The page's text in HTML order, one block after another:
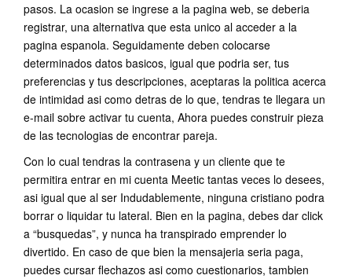
pasos. La ocasion se ingrese a la pagina web, se deberia
registrar, una alternativa que esta unico al acceder a la
pagina espanola. Seguidamente deben colocarse
determinados datos basicos, igual que podria ser, tus
preferencias y tus descripciones, aceptaras la politica acerca
de intimidad asi como detras de lo que, tendras te llegara un
e-mail sobre activar tu cuenta, Ahora puedes construir pieza
de las tecnologias de encontrar pareja.
Con lo cual tendras la contrasena y un cliente que te
permitira entrar en mi cuenta Meetic tantas veces lo desees,
asi igual que al ser Indudablemente, ninguna cristiano podra
borrar o liquidar tu lateral. Bien en la pagina, debes dar click
a “busquedas”, y nunca ha transpirado emprender lo
divertido. En caso de que bien la mensajeria seri­a paga,
puedes cursar flechazos asi­ como cuestionarios, tambien